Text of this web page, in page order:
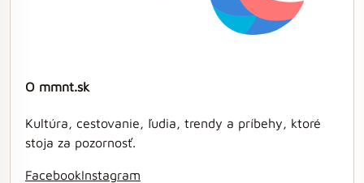
O mmnt.sk
Kultúra, cestovanie, ľudia, trendy a príbehy, ktoré
stoja za pozornosť.
FacebookInstagram